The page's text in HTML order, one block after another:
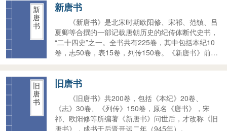
越、楚、闽、南汉、前蜀、后蜀、南平、北汉等十个
小国，周边地区还有契丹、吐蕃、渤海、党项、南
诏、于阗、东丹等少数民族建立的政权，习惯上称之
为“五代十国”。《旧五代史》记载的就是这段历史。
新
唐
书
新唐书
《新唐书》是北宋时期欧阳修、宋祁、范镇、吕
夏卿等合撰的一部记载唐朝历史的纪传体断代史书，
“二十四史”之一。全书共有225卷，其中包括本纪10
卷，志50卷，表15卷，列传150卷。《新唐书》前后
《选举志》，系统论述唐代府兵等军事制度和科举制
度。这是我国正史体裁史书的一大开创，为以后《宋
史》等所沿袭。
旧
唐
书
旧唐书
《旧唐书》共200卷，包括《本纪》20卷、
《志》30卷、《列传》150卷，原名《唐书》，宋
祁、欧阳修等所编著《新唐书》问世后，才改称《旧
唐书》，成书于后晋开运二年（945年）。